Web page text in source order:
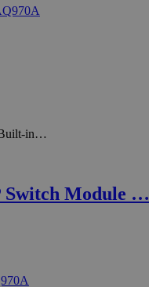
in…
Switch Module …